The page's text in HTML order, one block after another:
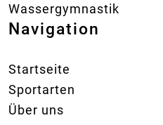
Wassergymnastik
Navigation
Startseite
Sportarten
Über uns